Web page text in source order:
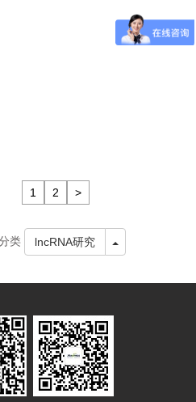
1 2 >
类 lncRNA研究 Toggle